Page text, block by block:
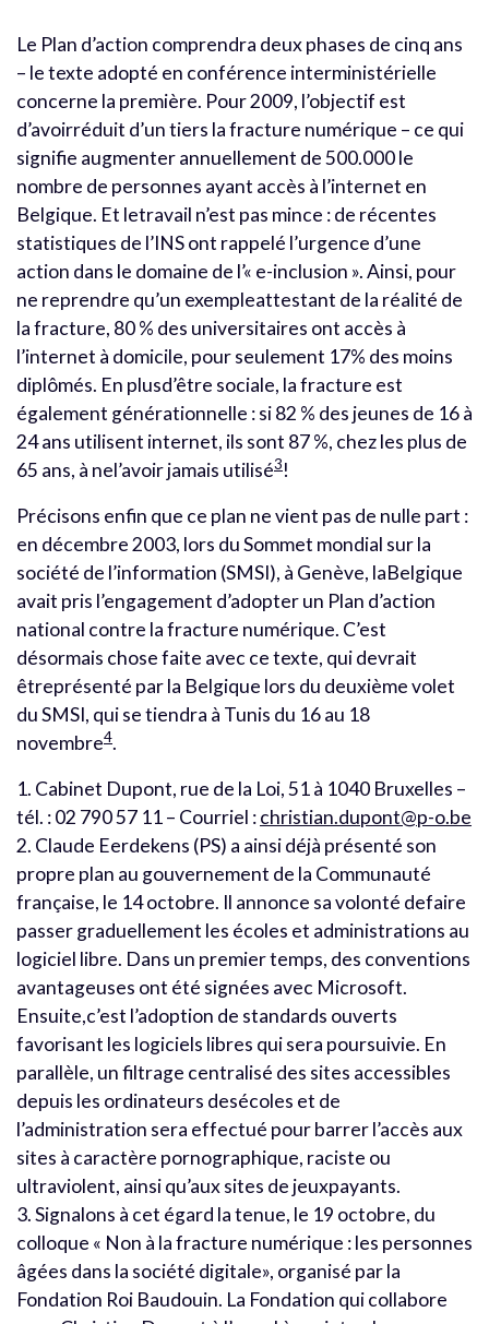
Le Plan d’action comprendra deux phases de cinq ans
– le texte adopté en conférence interministérielle
concerne la première. Pour 2009, l’objectif est
d’avoirréduit d’un tiers la fracture numérique – ce qui
signifie augmenter annuellement de 500.000 le
nombre de personnes ayant accès à l’internet en
Belgique. Et letravail n’est pas mince : de récentes
statistiques de l’INS ont rappelé l’urgence d’une
action dans le domaine de l’« e-inclusion ». Ainsi, pour
ne reprendre qu’un exempleattestant de la réalité de
la fracture, 80 % des universitaires ont accès à
l’internet à domicile, pour seulement 17% des moins
diplômés. En plusd’être sociale, la fracture est
également générationnelle : si 82 % des jeunes de 16 à
24 ans utilisent internet, ils sont 87 %, chez les plus de
65 ans, à nel’avoir jamais utilisé3!
Précisons enfin que ce plan ne vient pas de nulle part :
en décembre 2003, lors du Sommet mondial sur la
société de l’information (SMSI), à Genève, laBelgique
avait pris l’engagement d’adopter un Plan d’action
national contre la fracture numérique. C’est
désormais chose faite avec ce texte, qui devrait
êtreprésenté par la Belgique lors du deuxième volet
du SMSI, qui se tiendra à Tunis du 16 au 18
novembre4.
1. Cabinet Dupont, rue de la Loi, 51 à 1040 Bruxelles –
tél. : 02 790 57 11 – Courriel :christian.dupont@p-o.be
2. Claude Eerdekens (PS) a ainsi déjà présenté son
propre plan au gouvernement de la Communauté
française, le 14 octobre. Il annonce sa volonté defaire
passer graduellement les écoles et administrations au
logiciel libre. Dans un premier temps, des conventions
avantageuses ont été signées avec Microsoft.
Ensuite,c’est l’adoption de standards ouverts
favorisant les logiciels libres qui sera poursuivie. En
parallèle, un filtrage centralisé des sites accessibles
depuis les ordinateurs desécoles et de
l’administration sera effectué pour barrer l’accès aux
sites à caractère pornographique, raciste ou
ultraviolent, ainsi qu’aux sites de jeuxpayants.
3. Signalons à cet égard la tenue, le 19 octobre, du
colloque « Non à la fracture numérique : les personnes
âgées dans la société digitale», organisé par la
Fondation Roi Baudouin. La Fondation qui collabore